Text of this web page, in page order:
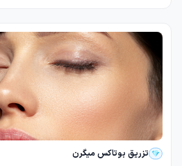
تزریق بوتاکس میگرن